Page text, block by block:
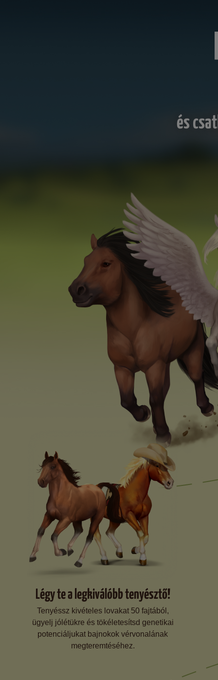
és
Légy te a legkiválóbb tenyésztő!
Tenyéssz kivételes lovakat 50 fajtából,
ügyelj jólétükre és tökéletesítsd genetikai
potenciáljukat bajnokok vérvonalának
megteremtéséhez.